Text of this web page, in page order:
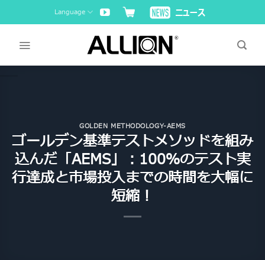
to
Language
GOLDEN METHODOLOGY-AEMS
ゴールデン基準テストメソッドを組み
込んだ「AEMS」：100％のテスト実
行達成と市場投入までの時間を大幅に
短縮！